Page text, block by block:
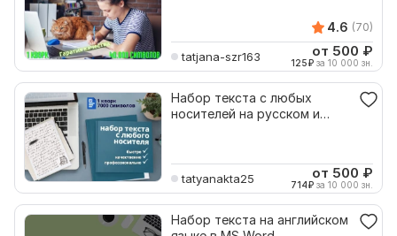
4.6 (70)
tatjana-szr163 от 500 ₽
125₽ за 10 000 зн.
Набор текста с любых
носителей на русском и
tatyanakta25 от 500 ₽
714₽ за 10 000 зн.
Набор текста на английском